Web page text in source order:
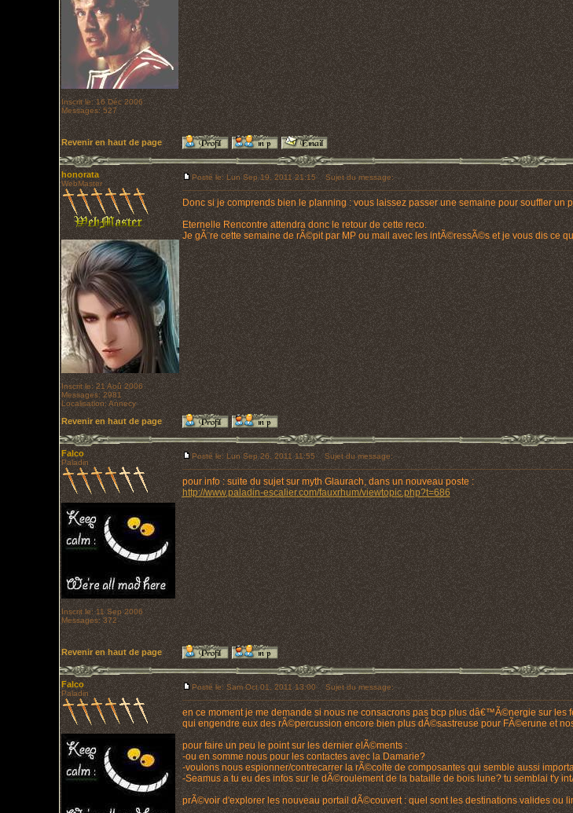
Inscrit le: 16 Déc 2006
Messages: 527
Revenir en haut de page
honorata
WebMaster
Inscrit le: 21 Aoû 2006
Messages: 2981
Localisation: Annecy
Posté le: Lun Sep 19, 2011 21:15 Sujet du message:
Donc si je comprends bien le planning : vous laissez passer une semaine pour souffler
Eternelle Rencontre attendra donc le retour de cette reco.
Je gÃ¨re cette semaine de rÃ©pit par MP ou mail avec les intÃ©ressÃ©s et je vous dis ce
Revenir en haut de page
Falco
Paladin
Inscrit le: 11 Sep 2006
Messages: 372
Posté le: Lun Sep 26, 2011 11:55 Sujet du message:
pour info : suite du sujet sur myth Glaurach, dans un nouveau poste :
http://www.paladin-escalier.com/fauxrhum/viewtopic.php?t=686
Revenir en haut de page
Falco
Paladin
Posté le: Sam Oct 01, 2011 13:00 Sujet du message:
en ce moment je me demande si nous ne consacrons pas bcp plus dâ€™Ã©nergie sur
qui engendre eux des rÃ©percussion encore bien plus dÃ©sastreuse pour FÃ©erune et
pour faire un peu le point sur les dernier elÃ©ments :
-ou en somme nous pour les contactes avec la Damarie?
-voulons nous espionner/contrecarrer la rÃ©colte de composantes qui semble aussi
-Seamus a tu eu des infos sur le dÃ©roulement de la bataille de bois lune? tu semblai t'y
prÃ©voir d'explorer les nouveau portail dÃ©couvert : quel sont les destinations valides